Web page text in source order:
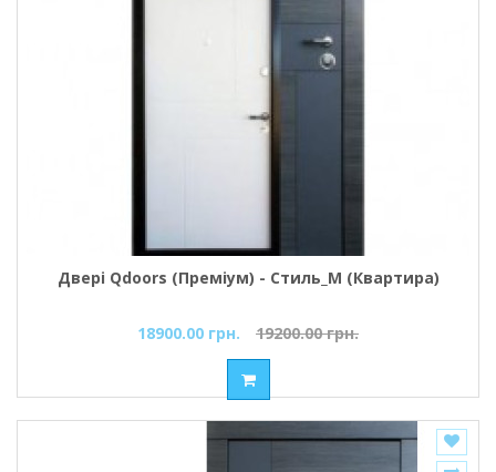
Двері Qdoors (Преміум) - Стиль_М (Квартира)
18900.00 грн. 19200.00 грн.